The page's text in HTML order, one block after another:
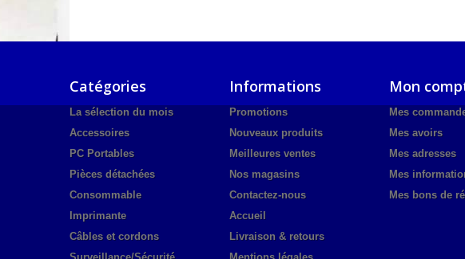
Catégories
La sélection du mois
Accessoires
PC Portables
Pièces détachées
Consommable
Imprimante
Câbles et cordons
Informations
Promotions
Nouveaux produits
Meilleures ventes
Nos magasins
Contactez-nous
Accueil
Livraison & retours
Mon
Mes
Mes avoirs
Mes adresses
Mes
Mes bons de